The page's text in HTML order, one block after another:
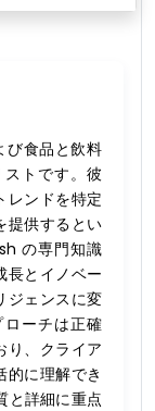
び食品と飲料
トです。彼
レンドを特定
提供するとい
の専門知識
長とイノベー
ジェンスに変
ーチは正確
り、クライア
的に理解でき
と詳細に重点